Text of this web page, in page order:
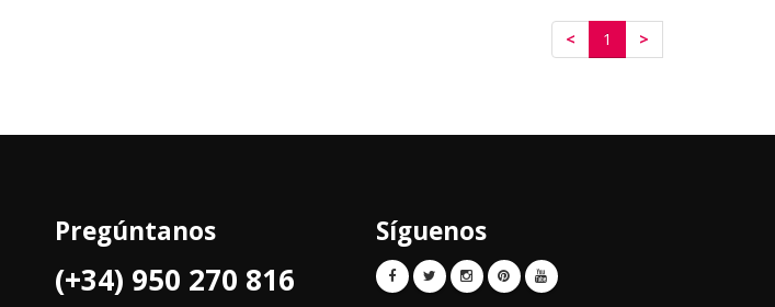
< 1 >
Pregúntanos
(+34) 950 270 816
Síguenos